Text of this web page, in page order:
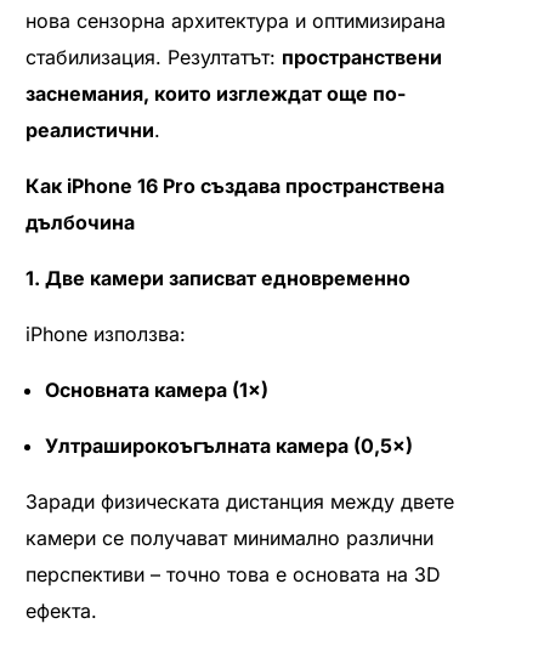
нова сензорна архитектура и оптимизирана
стабилизация. Резултатът: пространствени
заснемания, които изглеждат още по-
реалистични.
Как iPhone 16 Pro създава пространствена
дълбочина
1. Две камери записват едновременно
iPhone използва:
Основната камера (1×)
Ултраширокоъгълната камера (0,5×)
Заради физическата дистанция между двете
камери се получават минимално различни
перспективи – точно това е основата на 3D
ефекта.